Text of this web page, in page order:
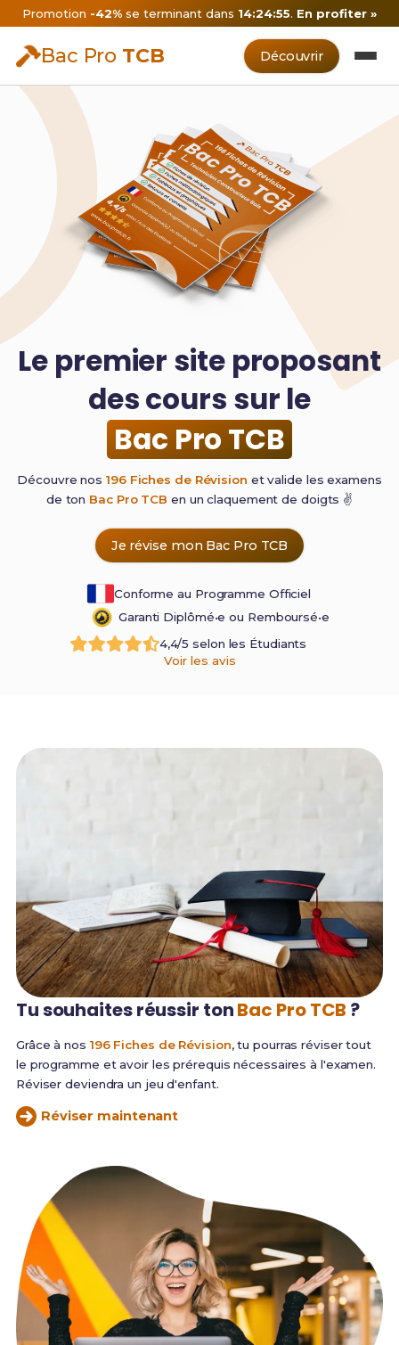
Promotion -42%se terminant dans 14:24:54. En profiter »
Bac Pro TCB Découvrir
Le premier site proposant
des cours sur le
Bac Pro TCB
Découvre nos196 Fiches de Révision et valide les examens
de ton Bac Pro TCB en un claquement de doigts ✌️
Je révise mon Bac Pro TCB
Conforme au Programme Officiel
Garanti Diplômé•e ou Remboursé•e
4,4/5 selon les Étudiants
Voir les avis
Tu souhaites réussir tonBac Pro TCB ?
Grâce à nos 196 Fiches de Révision, tu pourras réviser tout
le programme et avoir les prérequis nécessaires à l'examen.
Réviser deviendra un jeu d'enfant.
Réviser maintenant